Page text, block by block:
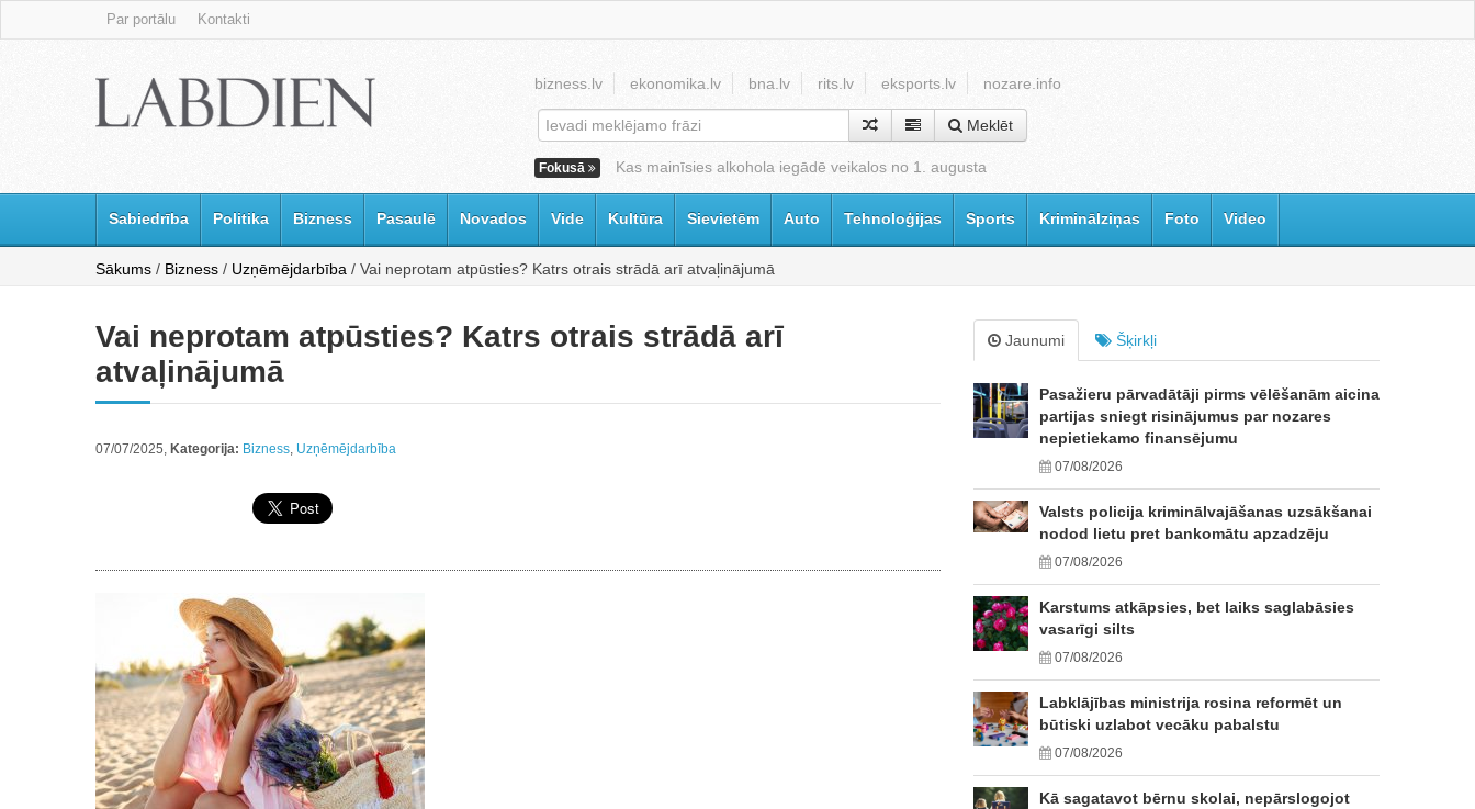
Par portālu Kontakti
bizness.lv ekonomika.lv bna.lv rits.lv eksports.lv nozare.info
Meklēt
Fokusā Kas mainīsies alkohola iegādē veikalos no 1. augusta
Sabiedrība Politika Bizness Pasaulē Novados Vide Kultūra Sievietēm Auto Tehnoloģijas Sports Kriminālziņas Foto Video
Sākums / Bizness / Uzņēmējdarbība / Vai neprotam atpūsties? Katrs otrais strādā arī atvaļinājumā
Vai neprotam atpūsties? Katrs otrais strādā arī
atvaļinājumā
07/07/2025, Kategorija: Bizness, Uzņēmējdarbība
Jaunumi Šķirkļi
Pasažieru pārvadātāji pirms vēlēšanām aicina
partijas sniegt risinājumus par nozares
nepietiekamo finansējumu
07/08/2026
Valsts policija kriminālvajāšanas uzsākšanai
nodod lietu pret bankomātu apzadzēju
07/08/2026
Karstums atkāpsies, bet laiks saglabāsies
vasarīgi silts
07/08/2026
Labklājības ministrija rosina reformēt un
būtiski uzlabot vecāku pabalstu
07/08/2026
Kā sagatavot bērnu skolai, nepārslogojot